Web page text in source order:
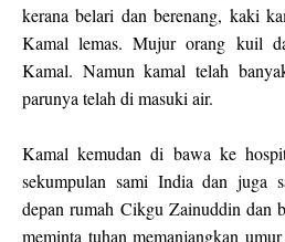
kerana belari dan berenang, kaki
Kamal lemas. Mujur orang kuil
Kamal. Namun kamal telah
parunya telah di masuki air.
Kamal kemudan di bawa ke
sekumpulan sami India dan juga
depan rumah Cikgu Zainuddin dan
meminta tuhan memanjangkan